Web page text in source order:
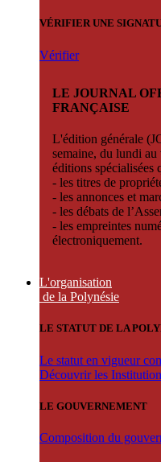
VÉRIFIER UNE
Vérifier
LE JOURNAL
FRANÇAISE
L'édition générale
semaine, du lundi
éditions spécialisées
- les titres de
- les annonces et
- les débats de
- les empreintes
électroniquement.
L'organisation
de la Polynésie
LE STATUT DE LA
Le statut en vigueur
Découvrir les
LE GOUVERNEMENT
Composition du